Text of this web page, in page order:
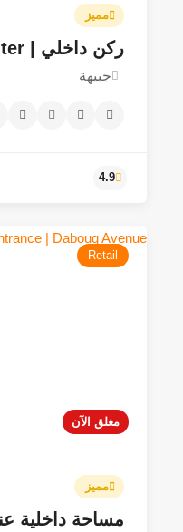
مميز
ركن داخلي | Joniss Center
جبيهة
مغلق الآن
Retail
مميز